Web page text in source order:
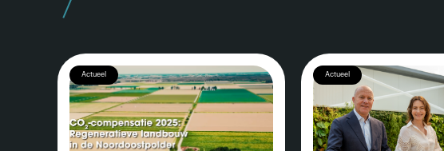
Actueel Actueel